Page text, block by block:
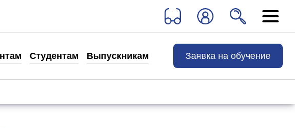
Студентам Выпускникам Заявка на обучение
Хотите учиться дальше
Истории выпускников